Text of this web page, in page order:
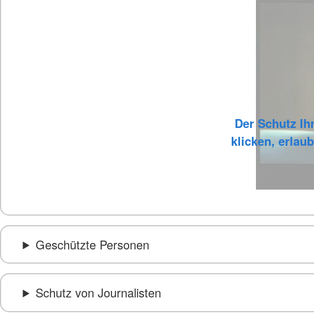
Der Schutz
klicken,
Geschützte Personen
Schutz von Journalisten